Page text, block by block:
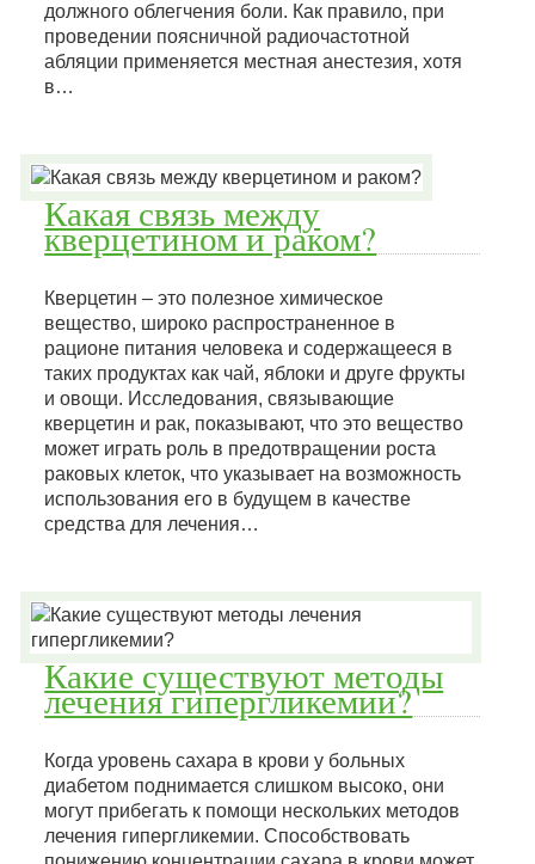
должного облегчения боли. Как правило, при
проведении поясничной радиочастотной
абляции применяется местная анестезия, хотя
в…
Какая связь между
кверцетином и раком?
Кверцетин – это полезное химическое
вещество, широко распространенное в
рационе питания человека и содержащееся в
таких продуктах как чай, яблоки и друге фрукты
и овощи. Исследования, связывающие
кверцетин и рак, показывают, что это вещество
может играть роль в предотвращении роста
раковых клеток, что указывает на возможность
использования его в будущем в качестве
средства для лечения…
Какие существуют методы
лечения гипергликемии?
Когда уровень сахара в крови у больных
диабетом поднимается слишком высоко, они
могут прибегать к помощи нескольких методов
лечения гипергликемии. Способствовать